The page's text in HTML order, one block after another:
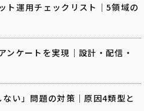
運用チェックリスト｜5領域の
ケートを実現｜設計・配信・
い」問題の対策｜原因4類型と